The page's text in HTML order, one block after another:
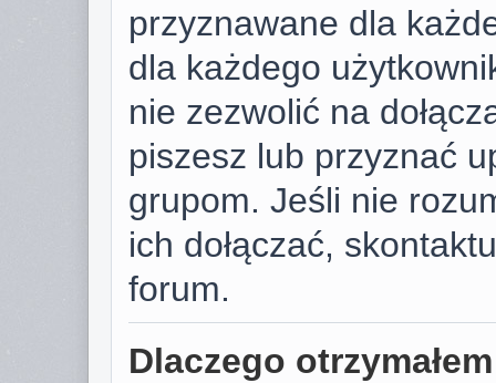
przyznawane dla
dla każdego
nie zezwolić na
piszesz lub przyznać
grupom. Jeśli nie
ich dołączać,
forum.
Dlaczego